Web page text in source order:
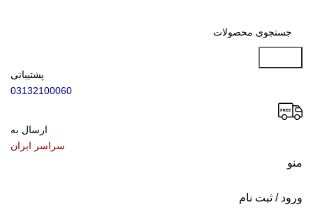
پشتیبانی
03132100060
ارسال به
سراسر ایران
منو
ورود / ثبت نام